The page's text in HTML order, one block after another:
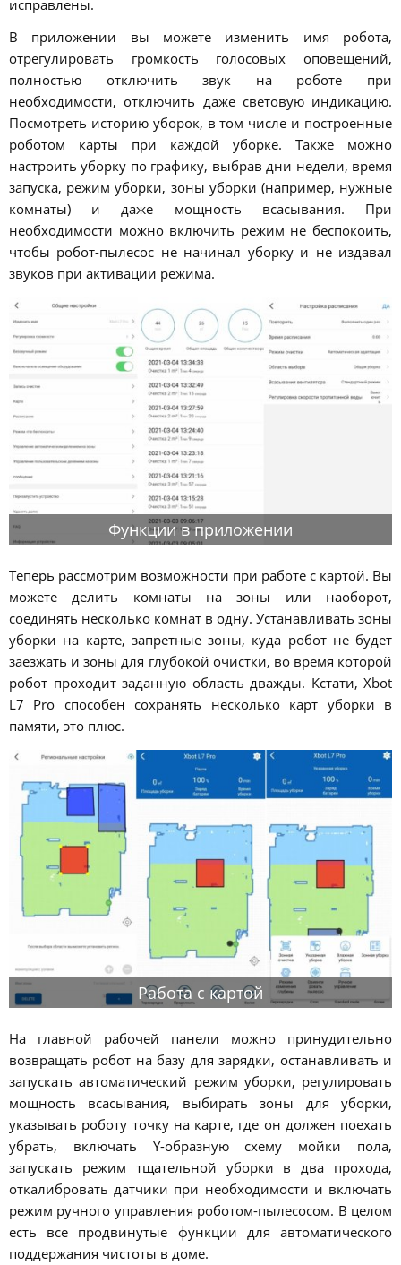
исправлены.
В приложении вы можете изменить имя робота,
отрегулировать громкость голосовых оповещений,
полностью отключить звук на роботе при
необходимости, отключить даже световую индикацию.
Посмотреть историю уборок, в том числе и построенные
роботом карты при каждой уборке. Также можно
настроить уборку по графику, выбрав дни недели, время
запуска, режим уборки, зоны уборки (например, нужные
комнаты) и даже мощность всасывания. При
необходимости можно включить режим не беспокоить,
чтобы робот-пылесос не начинал уборку и не издавал
звуков при активации режима.
Функции в приложении
Теперь рассмотрим возможности при работе с картой. Вы
можете делить комнаты на зоны или наоборот,
соединять несколько комнат в одну. Устанавливать зоны
уборки на карте, запретные зоны, куда робот не будет
заезжать и зоны для глубокой очистки, во время которой
робот проходит заданную область дважды. Кстати, Xbot
L7 Pro способен сохранять несколько карт уборки в
памяти, это плюс.
Работа с картой
На главной рабочей панели можно принудительно
возвращать робот на базу для зарядки, останавливать и
запускать автоматический режим уборки, регулировать
мощность всасывания, выбирать зоны для уборки,
указывать роботу точку на карте, где он должен поехать
убрать, включать Y-образную схему мойки пола,
запускать режим тщательной уборки в два прохода,
откалибровать датчики при необходимости и включать
режим ручного управления роботом-пылесосом. В целом
есть все продвинутые функции для автоматического
поддержания чистоты в доме.